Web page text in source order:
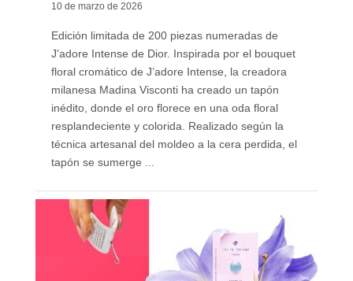
10 de marzo de 2026
Edición limitada de 200 piezas numeradas de
J'adore Intense de Dior. Inspirada por el bouquet
floral cromático de J’adore Intense, la creadora
milanesa Madina Visconti ha creado un tapón
inédito, donde el oro florece en una oda floral
resplandeciente y colorida. Realizado según la
técnica artesanal del moldeo a la cera perdida, el
tapón se sumerge ...